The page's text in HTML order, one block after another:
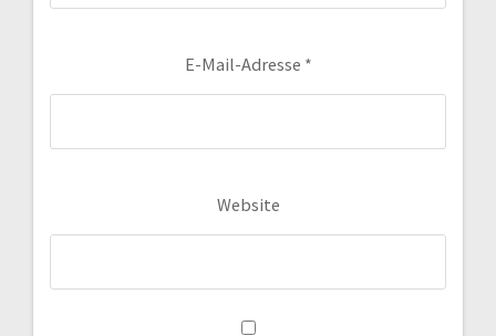
E-Mail-Adresse *
Website